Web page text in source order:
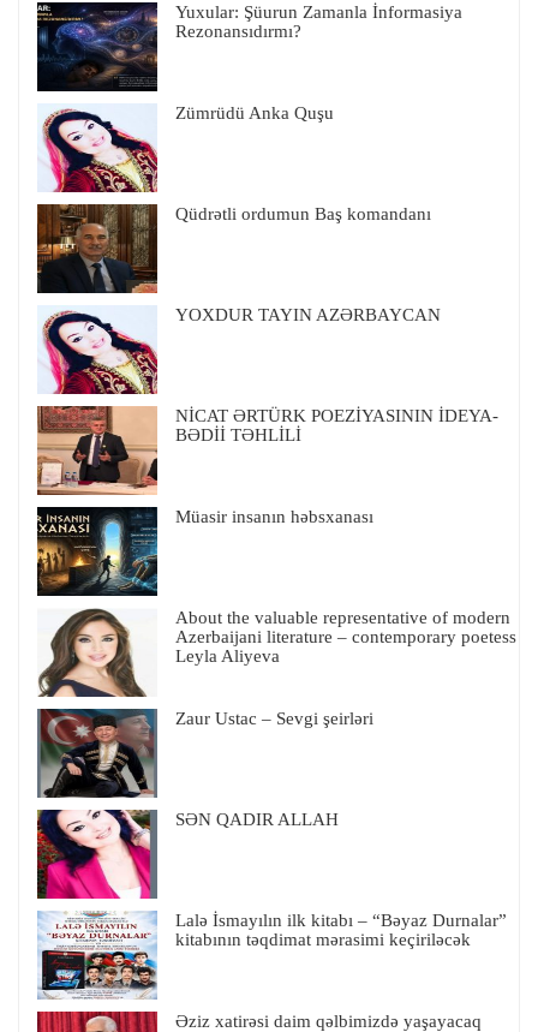
Yuxular: Şüurun Zamanla İnformasiya
Rezonansıdırmı?
Zümrüdü Anka Quşu
Qüdrətli ordumun Baş komandanı
YOXDUR TAYIN AZƏRBAYCAN
NİCAT ƏRTÜRK POEZİYASININ İDEYA-
BƏDİİ TƏHLİLİ
Müasir insanın həbsxanası
About the valuable representative of modern
Azerbaijani literature – contemporary poetess
Leyla Aliyeva
Zaur Ustac – Sevgi şeirləri
SƏN QADIR ALLAH
Lalə İsmayılın ilk kitabı – “Bəyaz Durnalar”
kitabının təqdimat mərasimi keçiriləcək
Əziz xatirəsi daim qəlbimizdə yaşayacaq